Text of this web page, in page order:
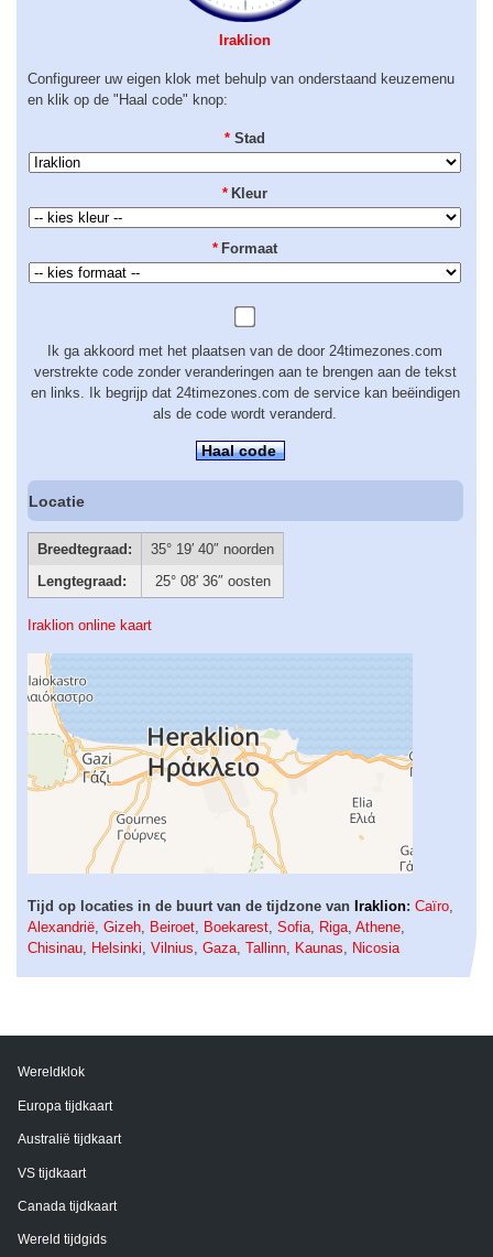
Iraklion
Configureer uw eigen klok met behulp van onderstaand keuzemenu
en klik op de "Haal code" knop:
* Stad
* Kleur
* Formaat
Ik ga akkoord met het plaatsen van de door 24timezones.com
verstrekte code zonder veranderingen aan te brengen aan de tekst
en links. Ik begrijp dat 24timezones.com de service kan beëindigen
als de code wordt veranderd.
Haal code
Locatie
Breedtegraad:
35° 19′ 40″ noorden
Lengtegraad:
25° 08′ 36″ oosten
Iraklion online kaart
Tijd op locaties in de buurt van de tijdzone van Iraklion: Caïro
Alexandrië Gizeh Beiroet Boekarest Sofia Riga Athene
Chisinau
Helsinki Vilnius Gaza Tallinn Kaunas Nicosia
Wereldklok
Europa tijdkaart
Australië tijdkaart
VS tijdkaart
Canada tijdkaart
Wereld tijdgids